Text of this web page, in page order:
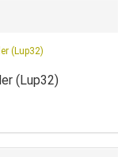
(Lup32)